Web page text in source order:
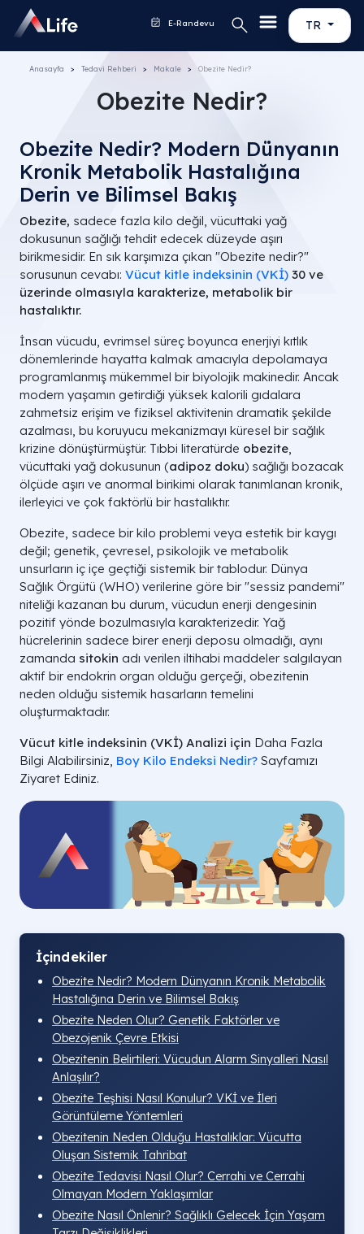
TR
E-Randevu
Anasayfa Tedavi Rehberi Makale Obezite Nedir?
Obezite Nedir?
Obezite Nedir? Modern Dünyanın
Kronik Metabolik Hastalığına
Derin ve Bilimsel Bakış
Obezite, sadece fazla kilo değil, vücuttaki yağ
dokusunun sağlığı tehdit edecek düzeyde aşırı
birikmesidir. En sık karşımıza çıkan "Obezite nedir?"
sorusunun cevabı: Vücut kitle indeksinin (VKİ) 30 ve
üzerinde olmasıyla karakterize, metabolik bir
hastalıktır.
İnsan vücudu, evrimsel süreç boyunca enerjiyi kıtlık
dönemlerinde hayatta kalmak amacıyla depolamaya
programlanmış mükemmel bir biyolojik makinedir. Ancak
modern yaşamın getirdiği yüksek kalorili gıdalara
zahmetsiz erişim ve fiziksel aktivitenin dramatik şekilde
azalması, bu koruyucu mekanizmayı küresel bir sağlık
krizine dönüştürmüştür. Tıbbi literatürde obezite,
vücuttaki yağ dokusunun (adipoz doku) sağlığı bozacak
ölçüde aşırı ve anormal birikimi olarak tanımlanan kronik,
ilerleyici ve çok faktörlü bir hastalıktır.
Obezite, sadece bir kilo problemi veya estetik bir kaygı
değil; genetik, çevresel, psikolojik ve metabolik
unsurların iç içe geçtiği sistemik bir tablodur. Dünya
Sağlık Örgütü (WHO) verilerine göre bir "sessiz pandemi"
niteliği kazanan bu durum, vücudun enerji dengesinin
pozitif yönde bozulmasıyla karakterizedir. Yağ
hücrelerinin sadece birer enerji deposu olmadığı, aynı
zamanda sitokin adı verilen iltihabi maddeler salgılayan
aktif bir endokrin organ olduğu gerçeği, obezitenin
neden olduğu sistemik hasarların temelini
oluşturmaktadır.
Vücut kitle indeksinin (VKİ) Analizi için Daha Fazla
Bilgi Alabilirsiniz, Boy Kilo Endeksi Nedir? Sayfamızı
Ziyaret Ediniz.
İçindekiler
Obezite Nedir? Modern Dünyanın Kronik Metabolik
Hastalığına Derin ve Bilimsel Bakış
Obezite Neden Olur? Genetik Faktörler ve
Obezojenik Çevre Etkisi
Obezitenin Belirtileri: Vücudun Alarm Sinyalleri Nasıl
Anlaşılır?
Obezite Teşhisi Nasıl Konulur? VKİ ve İleri
Görüntüleme Yöntemleri
Obezitenin Neden Olduğu Hastalıklar: Vücutta
Oluşan Sistemik Tahribat
Obezite Tedavisi Nasıl Olur? Cerrahi ve Cerrahi
Olmayan Modern Yaklaşımlar
Obezite Nasıl Önlenir? Sağlıklı Gelecek İçin Yaşam